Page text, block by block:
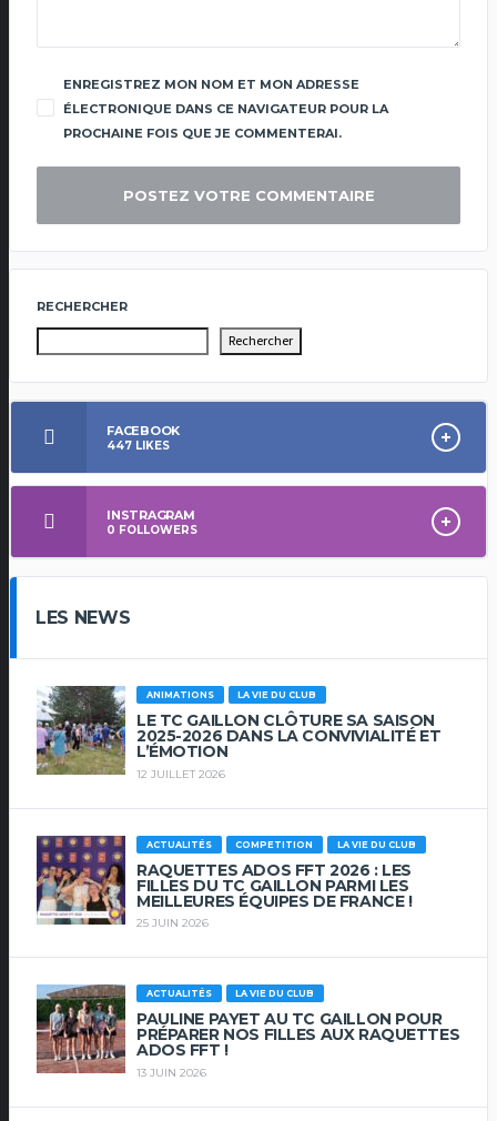
ENREGISTREZ MON NOM ET MON ADRESSE
ÉLECTRONIQUE DANS CE NAVIGATEUR POUR LA
PROCHAINE FOIS QUE JE COMMENTERAI.
RECHERCHER
Rechercher
FACEBOOK
447 LIKES
INSTRAGRAM
0 FOLLOWERS
LES NEWS
ANIMATIONS LA VIE DU CLUB
LE TC GAILLON CLÔTURE SA SAISON
2025-2026 DANS LA CONVIVIALITÉ ET
L’ÉMOTION
12 JUILLET 2026
ACTUALITÉS COMPETITION LA VIE DU CLUB
RAQUETTES ADOS FFT 2026 : LES
FILLES DU TC GAILLON PARMI LES
MEILLEURES ÉQUIPES DE FRANCE !
25 JUIN 2026
ACTUALITÉS LA VIE DU CLUB
PAULINE PAYET AU TC GAILLON POUR
PRÉPARER NOS FILLES AUX RAQUETTES
ADOS FFT !
13 JUIN 2026